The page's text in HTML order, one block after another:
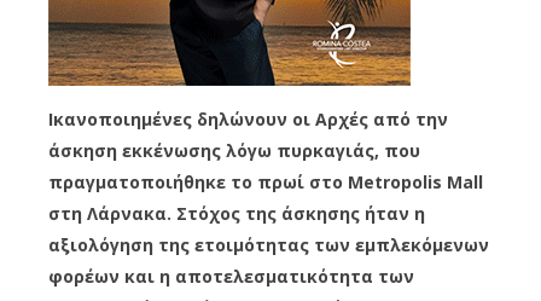
Ικανοποιημένες δηλώνουν οι Αρχές από την
άσκηση εκκένωσης λόγω πυρκαγιάς, που
πραγματοποιήθηκε το πρωί στο Metropolis Mall
στη Λάρνακα. Στόχος της άσκησης ήταν η
αξιολόγηση της ετοιμότητας των εμπλεκόμενων
φορέων και η αποτελεσματικότητα των